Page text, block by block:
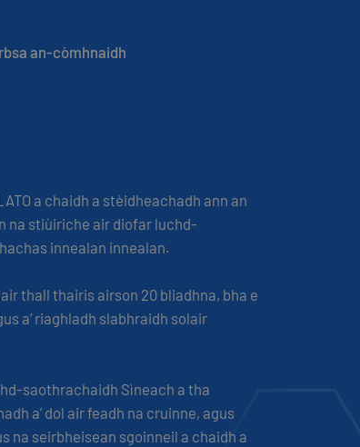
an-còmhnaidh
a chaidh a stèidheachadh ann an
na stiùiriche air diofar luchd-
innealan innealan.
thall thairis airson 20 bliadhna, bha e
a’ riaghladh slabhraidh solair
saothrachaidh Sìneach a tha
a’ dol air feadh na cruinne, agus
na seirbheisean sgoinneil a chaidh a